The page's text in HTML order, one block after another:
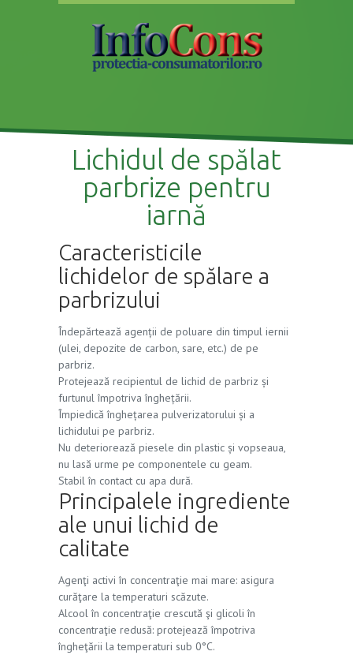
Lichidul de spălat
parbrize pentru
iarnă
Caracteristicile
lichidelor de spălare a
parbrizului
Îndepărtează agenții de poluare din timpul iernii
(ulei, depozite de carbon, sare, etc.) de pe
parbriz.
Protejează recipientul de lichid de parbriz și
furtunul împotriva înghețării.
Împiedică înghețarea pulverizatorului și a
lichidului pe parbriz.
Nu deteriorează piesele din plastic și vopseaua,
nu lasă urme pe componentele cu geam.
Stabil în contact cu apa dură.
Principalele ingrediente
ale unui lichid de
calitate
Agenţi activi în concentraţie mai mare: asigura
curăţare la temperaturi scăzute.
Alcool în concentraţie crescută şi glicoli în
concentraţie redusă: protejează împotriva
îngheţării la temperaturi sub 0°C.